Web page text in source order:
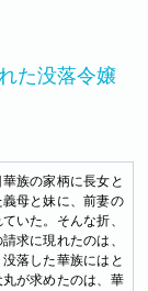
た没落令嬢
族の家柄に長女と
母と妹に、前妻の
いた。そんな折、
求に現れたのは、
落した華族にはと
が求めたのは、華